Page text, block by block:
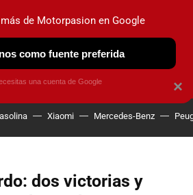
ELÉCTRICOS OBSERVATORIO
Xiaomi Mercedes-Benz
dos victorias y
×
de Motorpasion en Google
como fuente preferida
una cuenta de Google